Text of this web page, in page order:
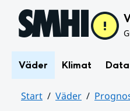
Hoppa till sidans innehåll
Väder Klimat Data
Start Väder